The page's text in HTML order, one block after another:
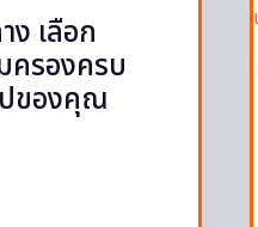
ง เลือก
ครองครบ
ปของคุณ